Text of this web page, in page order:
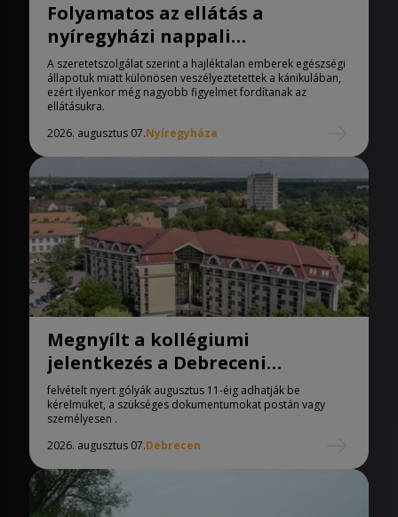
Folyamatos az ellátás a
nyíregyházi nappali
melegedőben
A szeretetszolgálat szerint a hajléktalan emberek egészségi
állapotuk miatt különösen veszélyeztetettek a kánikulában,
ezért ilyenkor még nagyobb figyelmet fordítanak az
ellátásukra.
2026. augusztus 07.Nyíregyháza
Megnyílt a kollégiumi
jelentkezés a Debreceni
Egyetemen
felvételt nyert gólyák augusztus 11-éig adhatják be
kérelmüket, a szükséges dokumentumokat postán vagy
személyesen .
2026. augusztus 07.Debrecen